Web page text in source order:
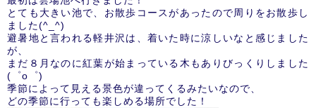
とても大きい池で、お散歩コースがあったので周りをお散歩し
ました(^_^)
避暑地と言われる軽井沢は、着いた時に涼しいなと感じました
が、
まだ８月なのに紅葉が始まっている木もありびっくりしました
(゜o゜)
季節によって見える景色が違ってくるみたいなので、
どの季節に行っても楽しめる場所でした！